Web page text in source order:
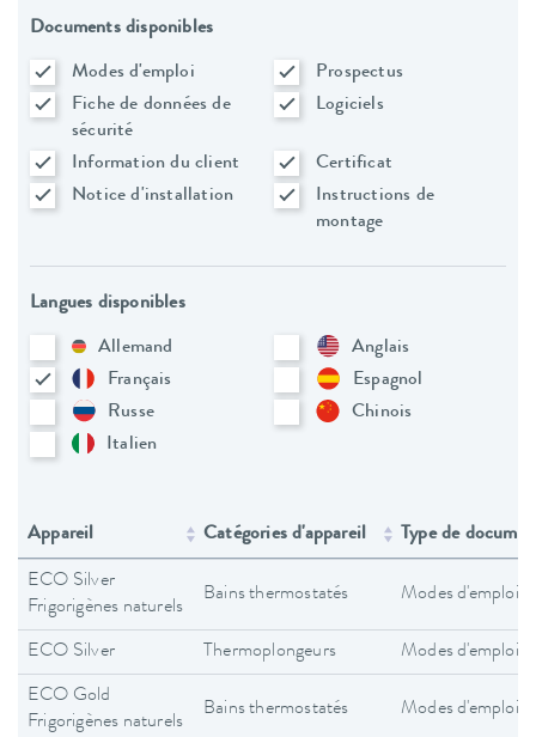
Documents disponibles
Modes d'emploi
Prospectus
Fiche de données de
sécurité
Logiciels
Information du client
Certificat
Notice d'installation
Instructions de
montage
Langues disponibles
Allemand
Anglais
Français
Espagnol
Russe
Chinois
Italien
Appareil Catégories d'appareil Type de
ECO Silver
Frigorigènes naturels
Bains thermostatés Modes d'emploi
ECO Silver Thermoplongeurs Modes d'emploi
ECO Gold
Frigorigènes naturels
Bains thermostatés Modes d'emploi